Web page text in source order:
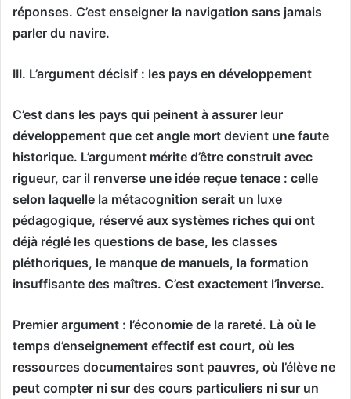
réponses. C’est enseigner la navigation sans jamais
parler du navire.
III. L’argument décisif : les pays en développement
C’est dans les pays qui peinent à assurer leur
développement que cet angle mort devient une faute
historique. L’argument mérite d’être construit avec
rigueur, car il renverse une idée reçue tenace : celle
selon laquelle la métacognition serait un luxe
pédagogique, réservé aux systèmes riches qui ont
déjà réglé les questions de base, les classes
pléthoriques, le manque de manuels, la formation
insuffisante des maîtres. C’est exactement l’inverse.
Premier argument : l’économie de la rareté. Là où le
temps d’enseignement effectif est court, où les
ressources documentaires sont pauvres, où l’élève ne
peut compter ni sur des cours particuliers ni sur un